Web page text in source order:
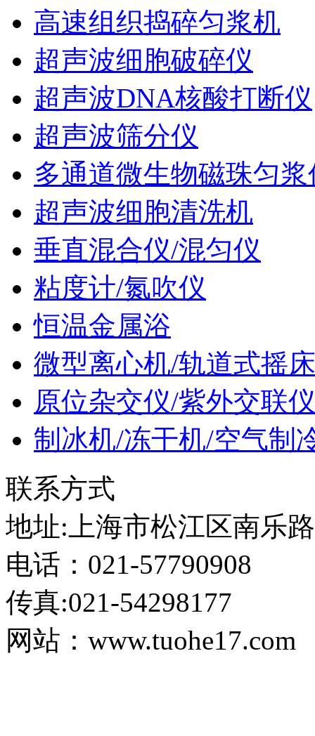
高速组织捣碎匀浆机
超声波细胞破碎仪
超声波DNA核酸打断仪
超声波筛分仪
多通道微生物磁珠匀浆
超声波细胞清洗机
垂直混合仪/混匀仪
粘度计/氮吹仪
恒温金属浴
微型离心机/轨道式摇床
原位杂交仪/紫外交联仪
制冰机/冻干机/空气制
联系方式
地址:上海市松江区南乐
电话：021-57790908
传真:021-54298177
网站：www.tuohe17.com